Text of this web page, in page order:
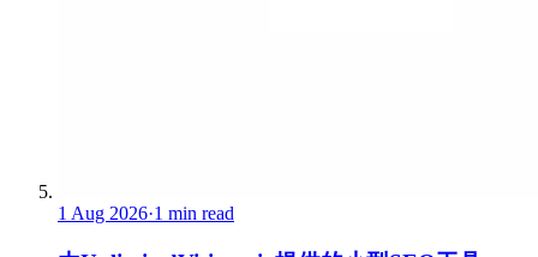
1 Aug 2026·1 min read